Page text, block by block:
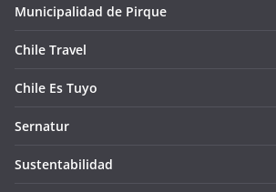
Municipalidad de Pirque
Chile Travel
Chile Es Tuyo
Sernatur
Sustentabilidad